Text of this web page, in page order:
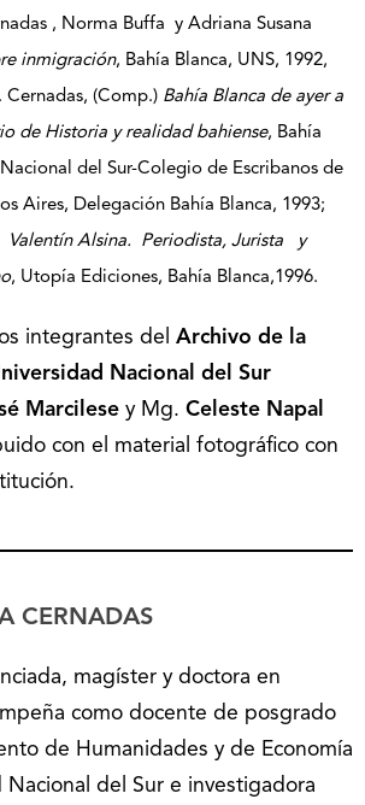
, Norma Buffa y Adriana Susana
inmigración, Bahía Blanca, UNS, 1992,
(Comp.) Bahía Blanca de ayer a
de Historia y realidad bahiense, Bahía
del Sur-Colegio de Escribanos de
Aires, Delegación Bahía Blanca, 1993;
Valentín Alsina. Periodista, Jurista y
, Utopía Ediciones, Bahía Blanca,1996.
integrantes del Archivo de la
Nacional del Sur
Marcilese y Mg. Celeste Napal
con el material fotográfico con
CERNADAS
magíster y doctora en
como docente de posgrado
de Humanidades y de Economía
Nacional del Sur e investigadora